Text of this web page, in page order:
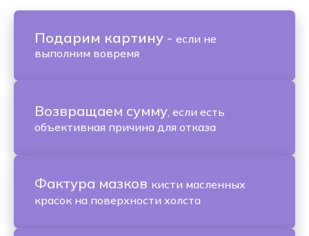
Подарим картину - если не
выполним вовремя
Возвращаем сумму, если есть
объективная причина для отказа
Фактура мазков кисти масленных
красок на поверхности холста